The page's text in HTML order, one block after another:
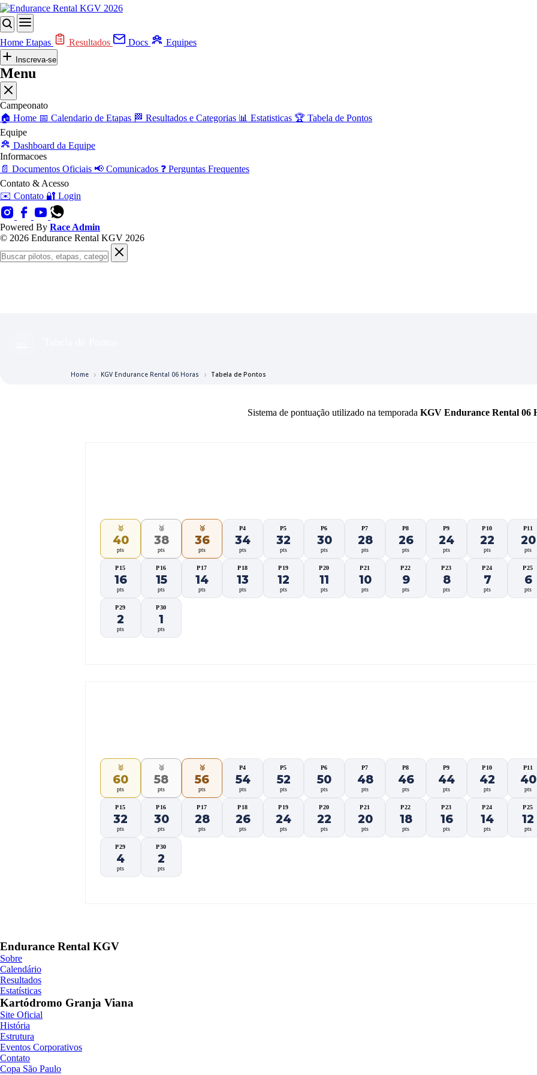
Home Etapas Resultados Docs Equipes
Inscreva-se
Menu
Campeonato
🏠 Home 📅 Calendario de Etapas 🏁 Resultados e Categorias 📊 Estatisticas 🏆 Tabela de Pontos
Equipe
Dashboard da Equipe
Informacoes
📄 Documentos Oficiais 📢 Comunicados ❓ Perguntas Frequentes
Contato & Acesso
✉️ Contato 🔐 Login
Powered By Race Admin
© 2026 Endurance Rental KGV 2026
Home KGV Endurance Rental 06 Horas Tabela de Pontos
Sistema de pontuação utilizado na temporada KGV Endurance Rental 06
🥇
40
pts
🥈
38
pts
🥉
36
pts
P4
34
pts
P5
32
pts
P6
30
pts
P7
28
pts
P8
26
pts
P9
24
pts
P10
22
pts
P11
20
pts
P15
16
pts
P16
15
pts
P17
14
pts
P18
13
pts
P19
12
pts
P20
11
pts
P21
10
pts
P22
9
pts
P23
8
pts
P24
7
pts
P25
6
pts
P29
2
pts
P30
1
pts
🥇
60
pts
🥈
58
pts
🥉
56
pts
P4
54
pts
P5
52
pts
P6
50
pts
P7
48
pts
P8
46
pts
P9
44
pts
P10
42
pts
P11
40
pts
P15
32
pts
P16
30
pts
P17
28
pts
P18
26
pts
P19
24
pts
P20
22
pts
P21
20
pts
P22
18
pts
P23
16
pts
P24
14
pts
P25
12
pts
P29
4
pts
P30
2
pts
Endurance Rental KGV
Sobre
Calendário
Resultados
Estatísticas
Kartódromo Granja Viana
Site Oficial
História
Estrutura
Eventos Corporativos
Contato
Copa São Paulo